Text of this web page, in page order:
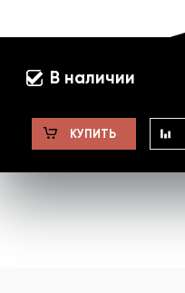
В наличии
КУПИТЬ